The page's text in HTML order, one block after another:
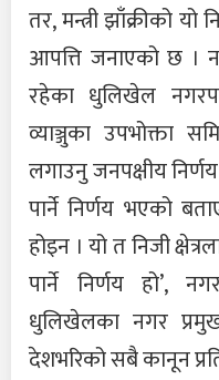
तर, मन्त्री झाँक्रीको
आपत्ति जनाएको छ ।
रहेका धुलिखेल
व्याञ्जुका उपभोक्ता
लगाउनु जनपक्षीय
पार्ने निर्णय भएको
होइन । यो त निजी
पार्ने निर्णय हो’,
धुलिखेलका नगर प्रमुख
देशभरिको सबै कानून